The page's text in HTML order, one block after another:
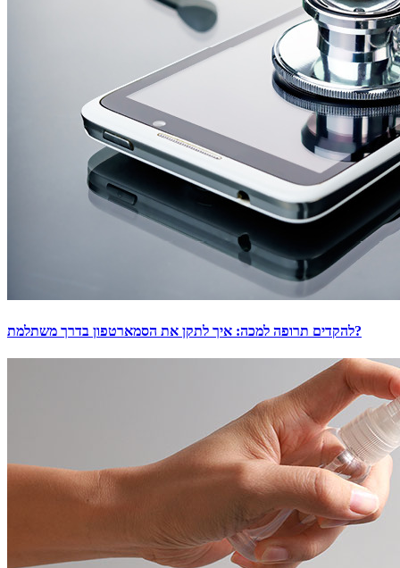
להקדים תרופה למכה: איך לתקן את הסמארטפון בדרך משתלמת?